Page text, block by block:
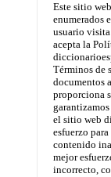
Este sitio
enumerados
usuario
acepta la
Términos de
documentos
proporciona
el sitio web
esfuerzo
contenido
mejor
incorrecto,